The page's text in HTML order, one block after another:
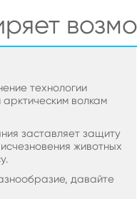
технологии
волкам
заставляет защиту
животных
давайте